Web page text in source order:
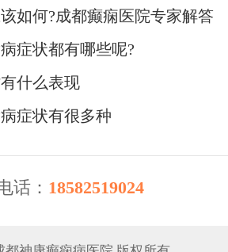
如何?成都癫痫医院专家解答
症状都有哪些呢?
什么表现
症状有很多种
话： 18582519024